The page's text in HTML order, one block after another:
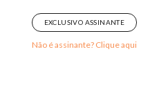
EXCLUSIVO ASSINANTE
Não é assinante? Clique aqui